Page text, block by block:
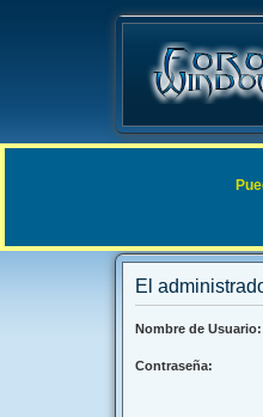
Enlaces rápidos
El
Nombre de Usuario:
Contraseña: